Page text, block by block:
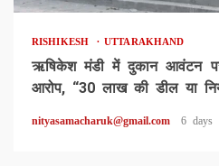
RISHIKESH UTTARAKHAND
ऋषिकेश मंडी में दुकान आवंटन पर
आरोप, “30 लाख की डील या
nityasamacharuk@gmail.com 6 days